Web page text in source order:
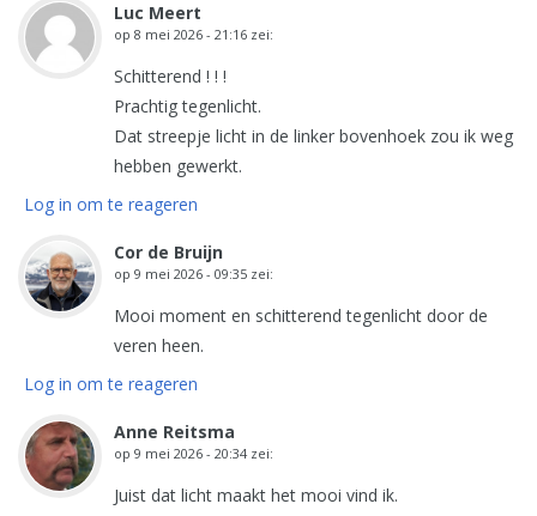
Luc Meert
op 8 mei 2026 - 21:16 zei:
Schitterend ! ! !
Prachtig tegenlicht.
Dat streepje licht in de linker bovenhoek zou ik weg
hebben gewerkt.
Log in om te reageren
Cor de Bruijn
op 9 mei 2026 - 09:35 zei:
Mooi moment en schitterend tegenlicht door de
veren heen.
Log in om te reageren
Anne Reitsma
op 9 mei 2026 - 20:34 zei:
Juist dat licht maakt het mooi vind ik.